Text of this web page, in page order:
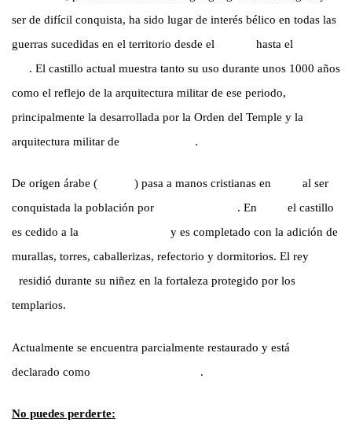
ser de difícil conquista, ha sido lugar de interés bélico en todas las
guerras sucedidas en el territorio desde el
hasta el
. El castillo actual muestra tanto su uso durante unos 1000 años
como el reflejo de la arquitectura militar de ese periodo,
principalmente la desarrollada por la Orden del Temple y la
arquitectura militar de
.
De origen árabe ( ) pasa a manos cristianas en
al ser
conquistada la población por
. En
el castillo
es cedido a la
y es completado con la adición de
murallas, torres, caballerizas, refectorio y dormitorios. El rey
residió durante su niñez en la fortaleza protegido por los
templarios.
Actualmente se encuentra parcialmente restaurado y está
declarado como
.
No puedes perderte: